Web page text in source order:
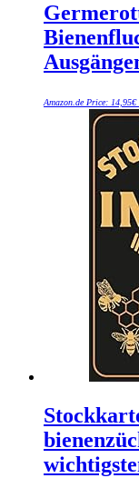
Amazon.de Price: 14,95€